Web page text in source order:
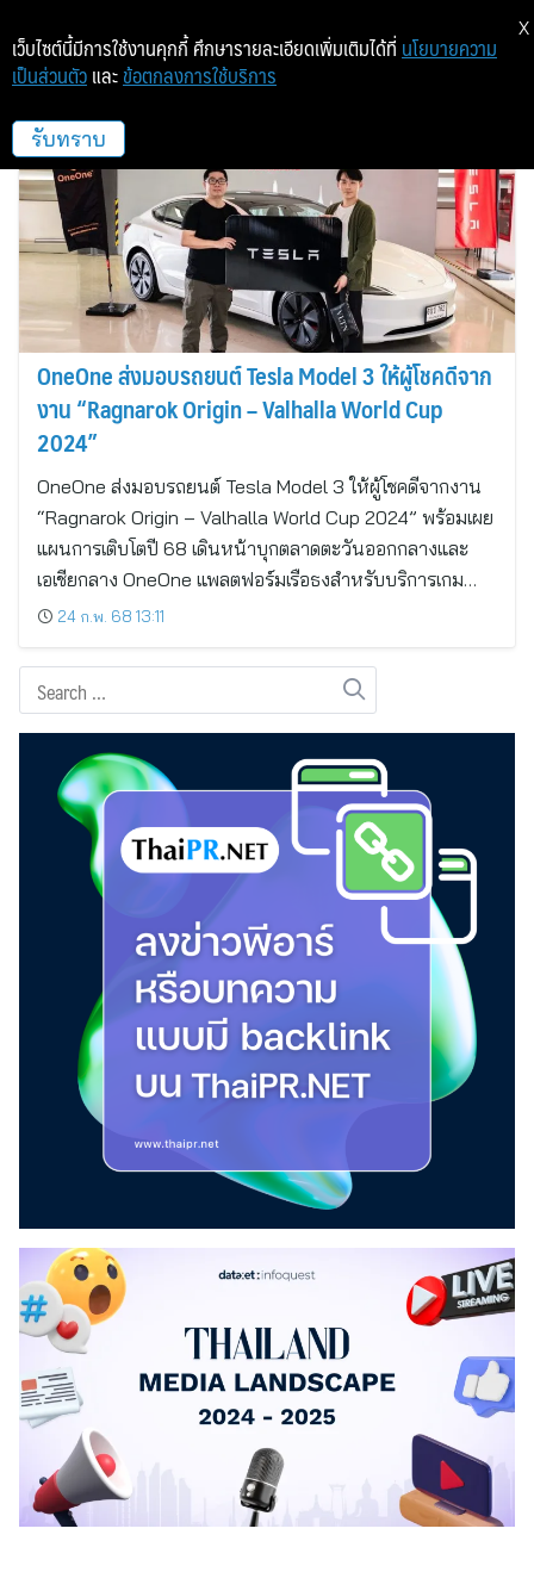
OneOne
OneOne ส่งมอบรถยนต์ Tesla Model 3 ให้ผู้โชคดีจาก
งาน “Ragnarok Origin – Valhalla World Cup
2024”
OneOne ส่งมอบรถยนต์ Tesla Model 3 ให้ผู้โชคดีจากงาน
“Ragnarok Origin – Valhalla World Cup 2024” พร้อมเผย
แผนการเติบโตปี 68 เดินหน้าบุกตลาดตะวันออกกลางและ
เอเชียกลาง OneOne แพลตฟอร์มเรือธงสำหรับบริการเกม…
24 ก.พ. 68 13:11
เว็บไซต์นี้มีการใช้งานคุกกี้ ศึกษารายละเอียดเพิ่มเติมได้ที่ นโยบายความ
เป็นส่วนตัว และ ข้อตกลงการใช้บริการ
รับทราบ
X